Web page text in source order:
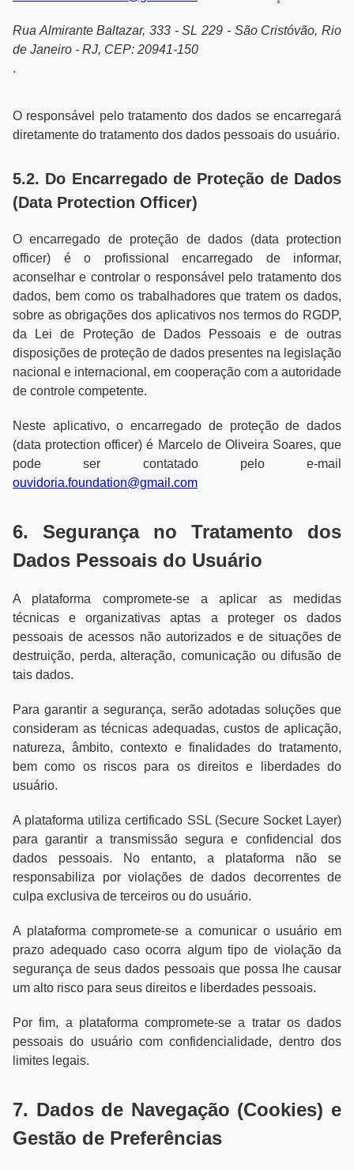
Rua Almirante Baltazar, 333 - SL 229 - São Cristóvão, Rio
de Janeiro - RJ, CEP: 20941-150
.
O responsável pelo tratamento dos dados se encarregará
diretamente do tratamento dos dados pessoais do usuário.
5.2. Do Encarregado de Proteção de Dados
(Data Protection Officer)
O encarregado de proteção de dados (data protection
officer) é o profissional encarregado de informar,
aconselhar e controlar o responsável pelo tratamento dos
dados, bem como os trabalhadores que tratem os dados,
sobre as obrigações dos aplicativos nos termos do RGDP,
da Lei de Proteção de Dados Pessoais e de outras
disposições de proteção de dados presentes na legislação
nacional e internacional, em cooperação com a autoridade
de controle competente.
Neste aplicativo, o encarregado de proteção de dados
(data protection officer) é Marcelo de Oliveira Soares, que
pode ser contatado pelo e-mail
ouvidoria.foundation@gmail.com
6. Segurança no Tratamento dos
Dados Pessoais do Usuário
A plataforma compromete-se a aplicar as medidas
técnicas e organizativas aptas a proteger os dados
pessoais de acessos não autorizados e de situações de
destruição, perda, alteração, comunicação ou difusão de
tais dados.
Para garantir a segurança, serão adotadas soluções que
consideram as técnicas adequadas, custos de aplicação,
natureza, âmbito, contexto e finalidades do tratamento,
bem como os riscos para os direitos e liberdades do
usuário.
A plataforma utiliza certificado SSL (Secure Socket Layer)
para garantir a transmissão segura e confidencial dos
dados pessoais. No entanto, a plataforma não se
responsabiliza por violações de dados decorrentes de
culpa exclusiva de terceiros ou do usuário.
A plataforma compromete-se a comunicar o usuário em
prazo adequado caso ocorra algum tipo de violação da
segurança de seus dados pessoais que possa lhe causar
um alto risco para seus direitos e liberdades pessoais.
Por fim, a plataforma compromete-se a tratar os dados
pessoais do usuário com confidencialidade, dentro dos
limites legais.
7. Dados de Navegação (Cookies) e
Gestão de Preferências